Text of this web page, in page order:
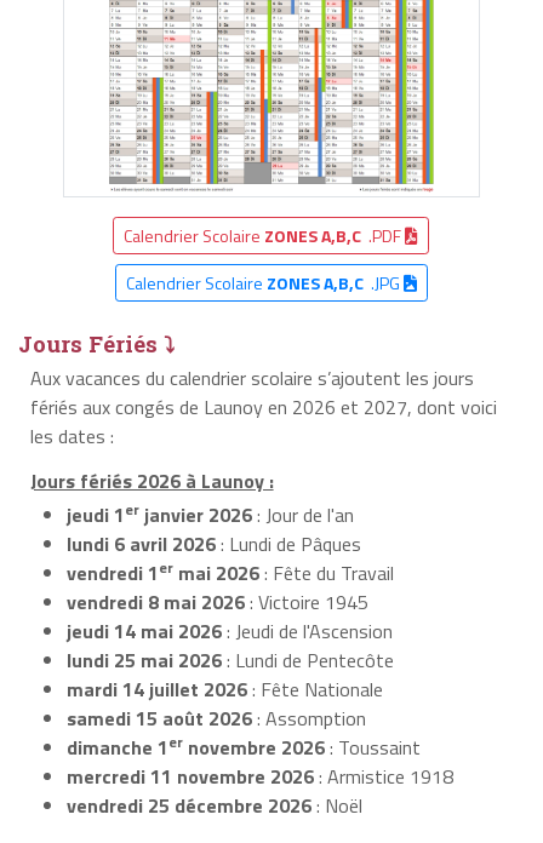
Calendrier Scolaire ZONES A,B,C .PDF
Calendrier Scolaire ZONES A,B,C.JPG
Jours Fériés ⤵
Aux vacances du calendrier scolaire s’ajoutent les jours
fériés aux congés de Launoy en 2026 et 2027, dont voici
les dates :
Jours fériés 2026 à Launoy :
jeudi 1er janvier 2026: Jour de l'an
lundi 6 avril 2026: Lundi de Pâques
vendredi 1er mai 2026: Fête du Travail
vendredi 8 mai 2026: Victoire 1945
jeudi 14 mai 2026: Jeudi de l'Ascension
lundi 25 mai 2026: Lundi de Pentecôte
mardi 14 juillet 2026: Fête Nationale
samedi 15 août 2026: Assomption
dimanche 1er novembre 2026: Toussaint
mercredi 11 novembre 2026: Armistice 1918
vendredi 25 décembre 2026: Noël